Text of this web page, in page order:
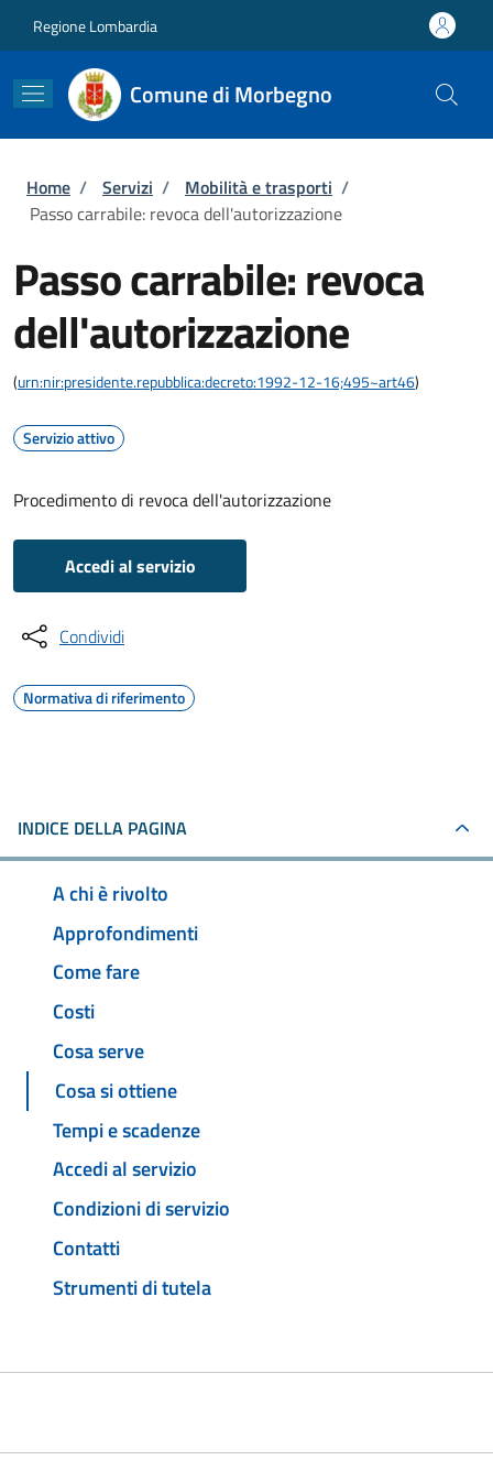
Regione Lombardia
Comune di Morbegno
Briciole di pane
Home / Servizi / Mobilità e trasporti /
Passo carrabile: revoca dell'autorizzazione
Passo carrabile: revoca
dell'autorizzazione
(urn:nir:presidente.repubblica:decreto:1992-12-16;495~art46)
Servizio attivo
Procedimento di revoca dell'autorizzazione
Accedi al servizio
Condividi
Normativa di riferimento
INDICE DELLA PAGINA
A chi è rivolto
Approfondimenti
Come fare
Costi
Cosa serve
Cosa si ottiene
Tempi e scadenze
Accedi al servizio
Condizioni di servizio
Contatti
Strumenti di tutela